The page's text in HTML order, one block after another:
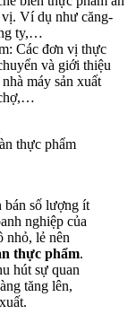
vị. Ví dụ như căng-
ty,…
Các đơn vị thực
và giới thiệu
máy sản xuất
thực phẩm
bán số lượng ít
nghiệp của
nhỏ, lẻ nên
thực phẩm.
hút sự quan
tăng lên,